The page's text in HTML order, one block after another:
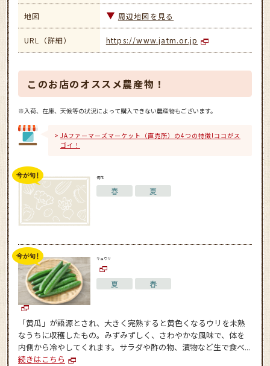
地図 周辺地図を見る
URL（詳細） https://www.jatm.or.jp
このお店のオススメ農産物！
※入荷、在庫、天候等の状況によって購入できない農産物もございます。
JAファーマーズマーケット（直売所）の4つの特徴!ココがス
ゴイ！
切花
春 夏
キュウリ
夏 春
「黄瓜」が語源とされ、大きく完熟すると黄色くなるウリを未熟
なうちに収穫したもの。みずみずしく、さわやかな風味で、体を
内側から冷やしてくれます。サラダや酢の物、漬物など生で食べ...
続きはこちら